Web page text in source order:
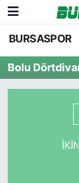
BURSASPOR
Bolu
Bursaspor
Futbol
Bursa
Bursa
Bursa
TFF